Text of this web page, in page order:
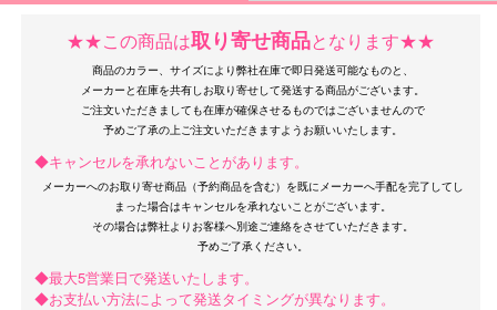
★★この商品は取り寄せ商品となります★★
商品のカラー、サイズにより弊社在庫で即日発送可能なものと、
メーカーと在庫を共有しお取り寄せして発送する商品がございます。
ご注文いただきましても在庫が確保させるものではございませんので
◆キャンセルを承れないことがあります。
メーカーへのお取り寄せ商品（予約商品を含む）を既にメーカーへ手配を完了してし
まった場合はキャンセルを承れないことがございます。
その場合は弊社よりお客様へ別途ご連絡をさせていただきます。
◆最大5営業日で発送いたします。
◆お支払い方法によって発送タイミングが異なります。